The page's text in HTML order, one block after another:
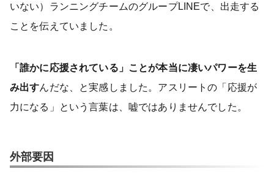
いない）ランニングチームのグループLINEで、出走する
ことを伝えていました。
「誰かに応援されている」ことが本当に凄いパワーを生
み出すんだな、と実感しました。アスリートの「応援が
力になる」という言葉は、嘘ではありませんでした。
外部要因